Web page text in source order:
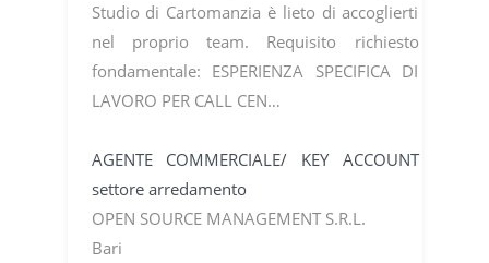
Studio di Cartomanzia è lieto di accoglierti
nel proprio team. Requisito richiesto
fondamentale: ESPERIENZA SPECIFICA DI
LAVORO PER CALL CEN…
AGENTE COMMERCIALE/ KEY ACCOUNT
settore arredamento
OPEN SOURCE MANAGEMENT S.R.L.
Bari